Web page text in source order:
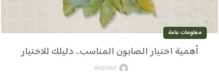
معلومات عامة
أهمية اختيار الصابون المناسب.. دليلك للاختيار
aleplaur